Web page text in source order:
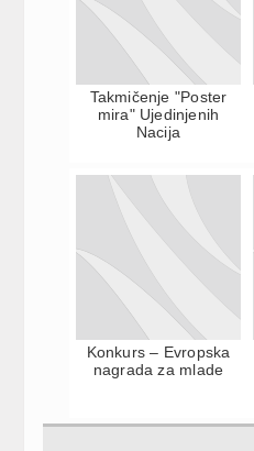
Takmičenje "Poster
mira" Ujedinjenih
Nacija
Konkurs – Evropska
nagrada za mlade